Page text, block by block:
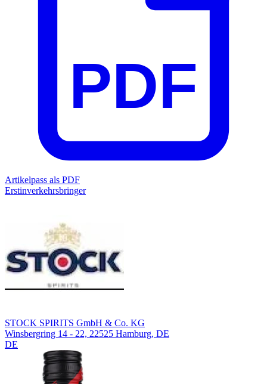
PDF
Artikelpass als PDF
Erstinverkehrsbringer
STOCK SPIRITS GmbH & Co. KG
Winsbergring 14 - 22, 22525 Hamburg, DE
DE